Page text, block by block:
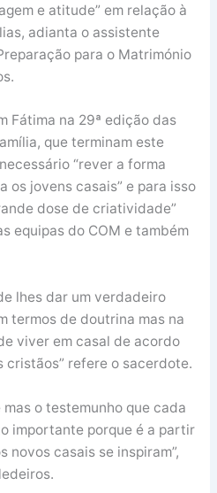
e atitude” em relação à
adianta o assistente
para o Matrimónio
Fátima na 29ª edição das
que terminam este
“rever a forma
os jovens casais” e para isso
dose de criatividade”
equipas do COM e também
lhes dar um verdadeiro
termos de doutrina mas na
viver em casal de acordo
cristãos” refere o sacerdote.
o testemunho que cada
importante porque é a partir
novos casais se inspiram”,